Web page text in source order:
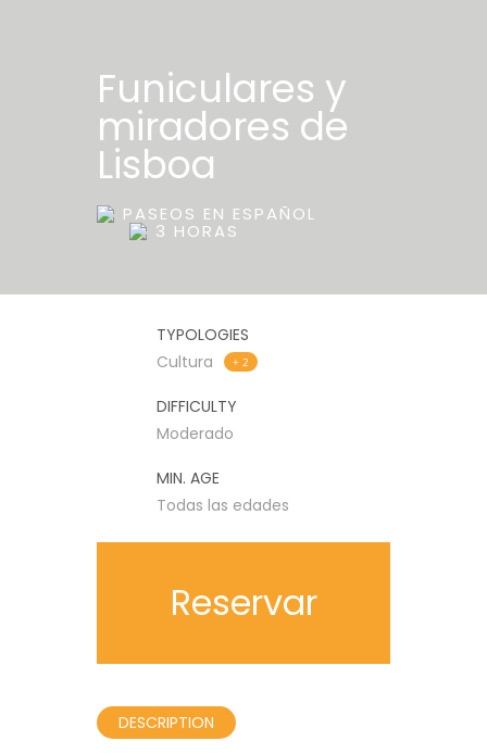
Funiculares y
miradores de
Lisboa
PASEOS EN ESPAÑOL
3 HORAS
TYPOLOGIES
Cultura
+ 2
DIFFICULTY
Moderado
MIN. AGE
Todas las edades
Reservar
DESCRIPTION